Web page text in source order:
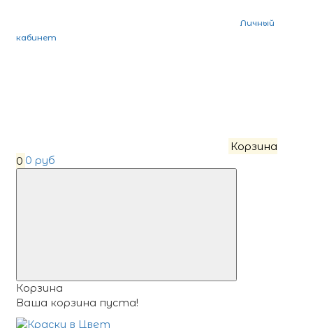
Личный
кабинет
Корзина
0 0 руб
Корзина
Ваша корзина пуста!